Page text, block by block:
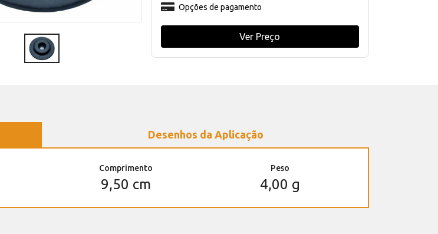
Opções de pagamento
Ver Preço
Desenhos da Aplicação
Comprimento
9,50 cm
Peso
4,00 g